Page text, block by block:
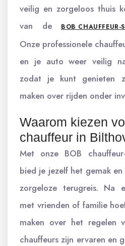
veilig en zorgeloos thuis
van de
BOB CHAUFFEUR-
Onze professionele
en je auto weer veilig
zodat je kunt genieten
maken over rijden onder
Waarom kiezen
chauffeur in
Met onze BOB
bied je jezelf het gemak
zorgeloze terugreis. Na
met vrienden of familie
maken over het regelen
chauffeurs zijn ervaren en